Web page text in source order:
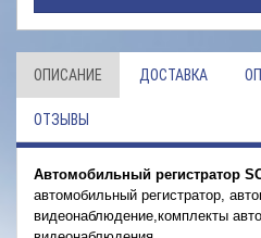
ОПИСАНИЕ ДОСТАВКА
ОТЗЫВЫ
Автомобильный регистратор
автомобильный регистратор,
видеонаблюдение,комплекты